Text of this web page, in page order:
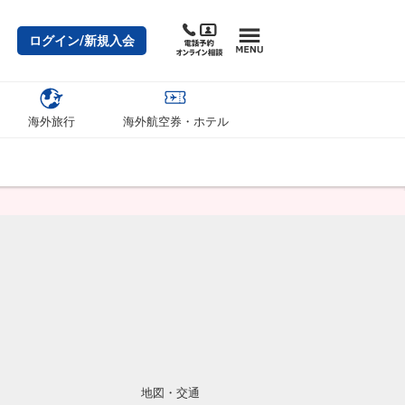
ログイン/新規入会
海外旅行 海外航空券・ホテル
地図・交通